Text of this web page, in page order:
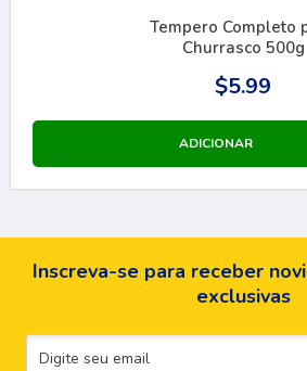
Tempero Completo
Churrasco 500g
$5.99
Inscreva-se para receber
exclusivas